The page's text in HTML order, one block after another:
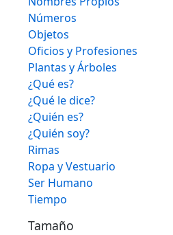
Números
Objetos
Oficios y Profesiones
Plantas y Árboles
¿Qué es?
¿Qué le dice?
¿Quién es?
¿Quién soy?
Rimas
Ropa y Vestuario
Ser Humano
Tiempo
Tamaño